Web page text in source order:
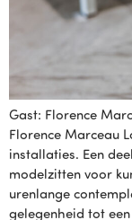
Gast: Florence
Florence Marceau
installaties. Een
modelzitten voor
urenlange
gelegenheid tot